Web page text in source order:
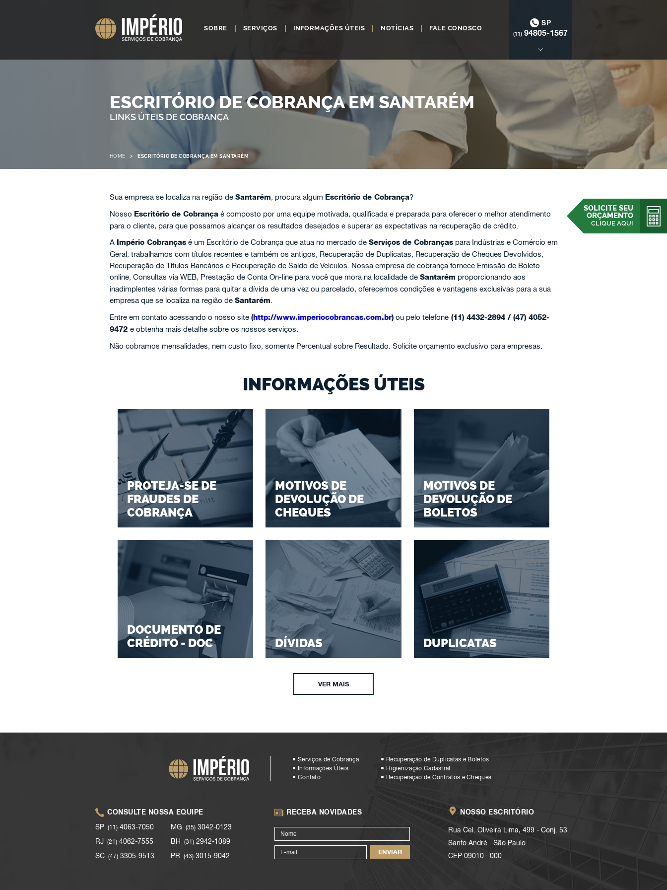
SOBRE SERVIÇOS INFORMAÇÕES ÚTEIS NOTÍCIAS FALE CONOSCO
SP
(11) 94805-1567
SOLICITE SEU
ORÇAMENTO
CLIQUE AQUI
ESCRITÓRIO DE COBRANÇA EM SANTARÉM
LINKS ÚTEIS DE COBRANÇA
HOME > ESCRITÓRIO DE COBRANÇA EM SANTARÉM
Sua empresa se localiza na região de Santarém, procura algum Escritório de Cobrança?
Nosso Escritório de Cobrança é composto por uma equipe motivada, qualificada e preparada para oferecer o melhor atendimento
para o cliente, para que possamos alcançar os resultados desejados e superar as expectativas na recuperação de crédito.
A Império Cobrançasé um Escritório de Cobrança que atua no mercado de Serviços de Cobrançaspara Indústrias e Comércio em
Geral, trabalhamos com títulos recentes e também os antigos, Recuperação de Duplicatas, Recuperação de Cheques Devolvidos,
Recuperação de Títulos Bancários e Recuperação de Saldo de Veículos. Nossa empresa de cobrança fornece Emissão de Boleto
online, Consultas via WEB, Prestação de Conta On-line para você que mora na localidade de Santarém proporcionando aos
inadimplentes várias formas para quitar a dívida de uma vez ou parcelado, oferecemos condições e vantagens exclusivas para a sua
empresa que se localiza na região de Santarém.
Entre em contato acessando o nosso site (http://www.imperiocobrancas.com.br)ou pelo telefone(11) 4432-2894 / (47) 4052-
9472 e obtenha mais detalhe sobre os nossos serviços.
Não cobramos mensalidades, nem custo fixo, somente Percentual sobre Resultado. Solicite orçamento exclusivo para empresas.
INFORMAÇÕES ÚTEIS
PROTEJA-SE DE
FRAUDES DE
COBRANÇA
MOTIVOS DE
DEVOLUÇÃO DE
CHEQUES
MOTIVOS DE
DEVOLUÇÃO DE
BOLETOS
DOCUMENTO DE
CRÉDITO - DOC
DÍVIDAS DUPLICATAS
VER MAIS
Serviços de Cobrança
Informações Úteis
Contato
Recuperação de Duplicatas e Boletos
Higienização Cadastral
Recuperação de Contratos e Cheques
CONSULTE NOSSA EQUIPE
SP (11) 4063-7050
RJ (21) 4062-7555
SC (47) 3305-9513
MG (35) 3042-0123
BH (31) 2942-1089
PR (43) 3015-9042
RECEBA NOVIDADES NOSSO ESCRITÓRIO
Rua Cel. Oliveira Lima, 499 - Conj. 53
Santo André . São Paulo
CEP 09010 . 000